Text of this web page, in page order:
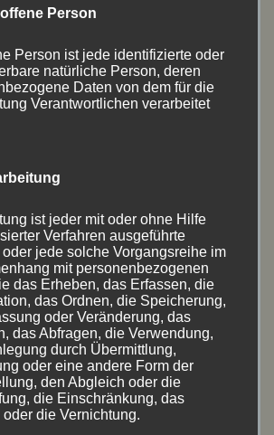
(1)
Person
Person ist jede identifizierte oder
natürliche Person, deren
Daten von dem für die
Verantwortlichen verarbeitet
ist jeder mit oder ohne Hilfe
Verfahren ausgeführte
jede solche Vorgangsreihe im
mit personenbezogenen
das Erheben, das Erfassen, die
das Ordnen, die Speicherung,
oder Veränderung, das
das Abfragen, die Verwendung,
durch Übermittlung,
oder eine andere Form der
den Abgleich oder die
die Einschränkung, das
oder die Vernichtung.